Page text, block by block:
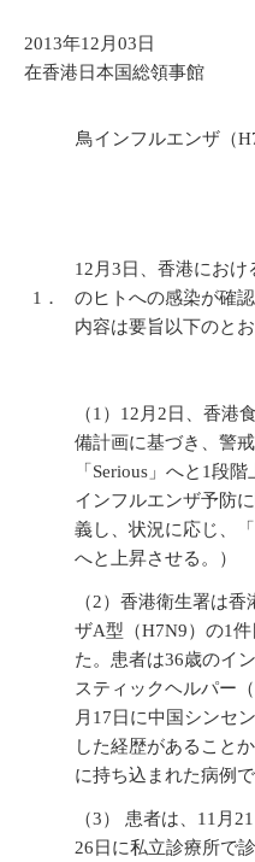
2013年12月03日
在香港日本国総領事館
鳥インフルエンザ（
1．
12月3日、香港におけ
のヒトへの感染が確
内容は要旨以下のとお
（1）12月2日、香港
備計画に基づき、警
「Serious」へと1段
インフルエンザ予防
義し、状況に応じ、「
へと上昇させる。）
（2）香港衛生署は
ザA型（H7N9）の1
た。患者は36歳のイ
スティックヘルパー
月17日に中国シンセ
した経歴があること
に持ち込まれた病例
（3） 患者は、11月
26日に私立診療所で